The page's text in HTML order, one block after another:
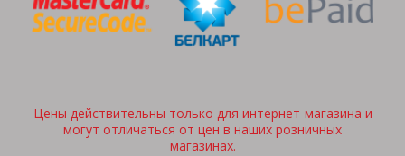
Цены действительны только для интернет-магазина и
могут отличаться от цен в наших розничных
магазинах.